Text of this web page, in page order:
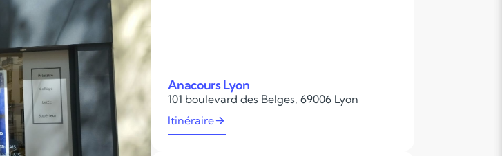
Anacours Lyon
101 boulevard des Belges, 69006 Lyon
Itinéraire